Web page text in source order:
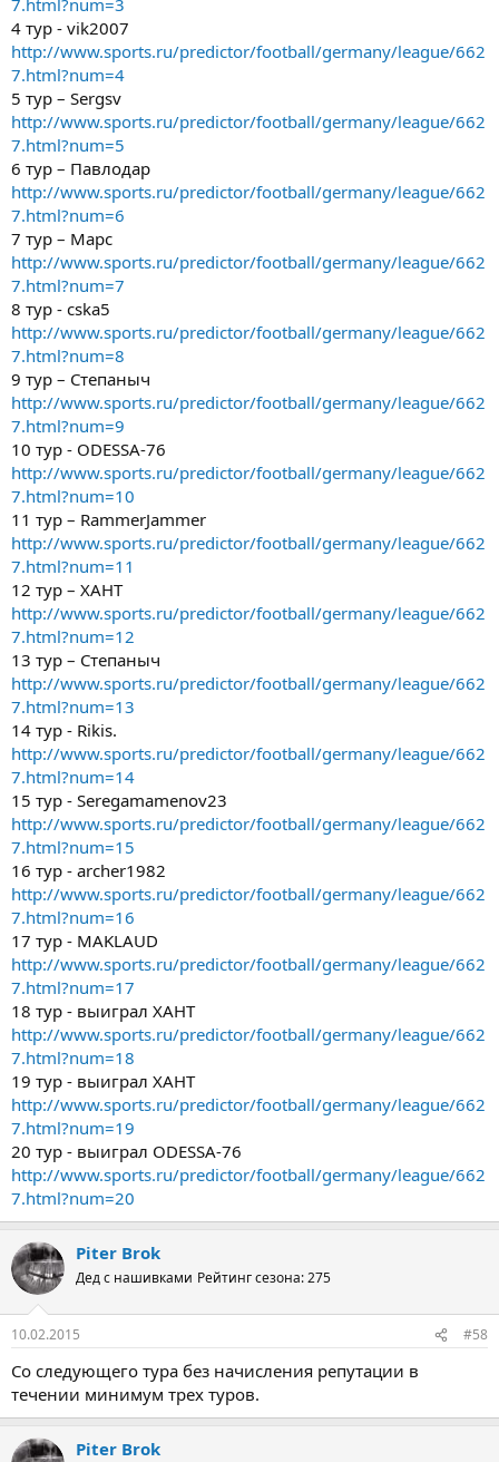
4 тур - vik2007
http://www.sports.ru/predictor/football/germany/league/662
7.html?num=4
5 тур – Sergsv
http://www.sports.ru/predictor/football/germany/league/662
7.html?num=5
6 тур – Павлодар
http://www.sports.ru/predictor/football/germany/league/662
7.html?num=6
7 тур – Марс
http://www.sports.ru/predictor/football/germany/league/662
7.html?num=7
8 тур - cska5
http://www.sports.ru/predictor/football/germany/league/662
7.html?num=8
9 тур – Степаныч
http://www.sports.ru/predictor/football/germany/league/662
7.html?num=9
10 тур - ODESSA-76
http://www.sports.ru/predictor/football/germany/league/662
7.html?num=10
11 тур – RammerJammer
http://www.sports.ru/predictor/football/germany/league/662
7.html?num=11
12 тур – ХАНТ
http://www.sports.ru/predictor/football/germany/league/662
7.html?num=12
13 тур – Степаныч
http://www.sports.ru/predictor/football/germany/league/662
7.html?num=13
14 тур - Rikis.
http://www.sports.ru/predictor/football/germany/league/662
7.html?num=14
15 тур - Seregamamenov23
http://www.sports.ru/predictor/football/germany/league/662
7.html?num=15
16 тур - archer1982
http://www.sports.ru/predictor/football/germany/league/662
7.html?num=16
17 тур - MAKLAUD
http://www.sports.ru/predictor/football/germany/league/662
7.html?num=17
18 тур - выиграл ХАНТ
http://www.sports.ru/predictor/football/germany/league/662
7.html?num=18
19 тур - выиграл ХАНТ
http://www.sports.ru/predictor/football/germany/league/662
7.html?num=19
20 тур - выиграл ODESSA-76
http://www.sports.ru/predictor/football/germany/league/662
7.html?num=20
Piter Brok
Дед с нашивками Рейтинг сезона: 275
10.02.2015 #58
Со следующего тура без начисления репутации в
течении минимум трех туров.
Piter Brok